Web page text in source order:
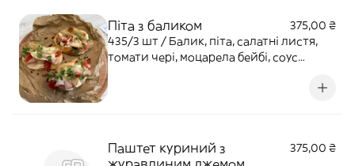
Піта з баликом
375,00 ₴
435/3 шт / Балик, піта, салатні листя,
томати чері, моцарела бейбі, соус
Паштет куриний з
375,00 ₴